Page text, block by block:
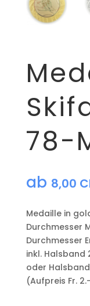
78-
ab 8,00
Medaille in
​Durchmesser
Durchmesser
​inkl. Halsband
oder
(Aufpreis Fr.